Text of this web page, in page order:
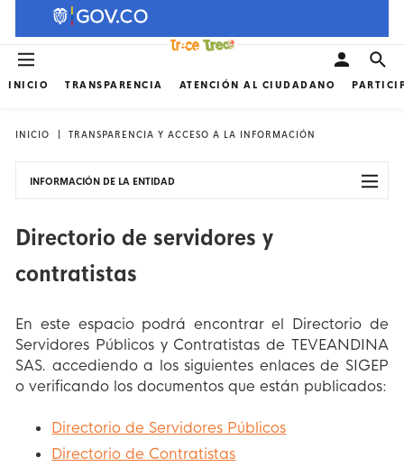
INICIO TRANSPARENCIA ATENCIÓN AL CIUDADANO
INICIO TRANSPARENCIA Y ACCESO A LA INFORMACIÓN
INFORMACIÓN DE LA ENTIDAD
Directorio de servidores y
contratistas
En este espacio podrá encontrar el Directorio de
Servidores Públicos y Contratistas de TEVEANDINA
SAS. accediendo a los siguientes enlaces de SIGEP
o verificando los documentos que están publicados:
Directorio de Servidores Públicos
Directorio de Contratistas